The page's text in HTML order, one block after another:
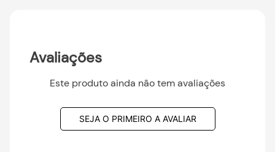
Avaliações
Este produto ainda não tem avaliações
SEJA O PRIMEIRO A AVALIAR